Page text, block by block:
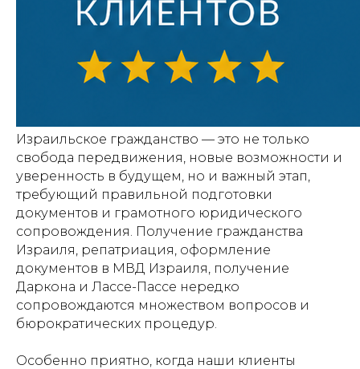
Израильское гражданство — это не только
свобода передвижения, новые возможности и
уверенность в будущем, но и важный этап,
требующий правильной подготовки
документов и грамотного юридического
сопровождения. Получение гражданства
Израиля, репатриация, оформление
документов в МВД Израиля, получение
Даркона и Лассе-Пассе нередко
сопровождаются множеством вопросов и
бюрократических процедур.
Особенно приятно, когда наши клиенты